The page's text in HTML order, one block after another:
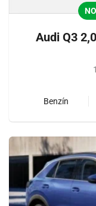
Audi Q3
Benzín